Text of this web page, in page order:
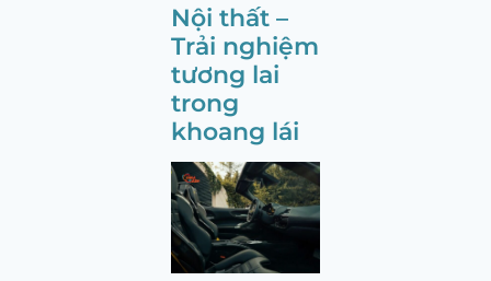
Nội thất –
Trải nghiệm
tương lai
trong
khoang lái